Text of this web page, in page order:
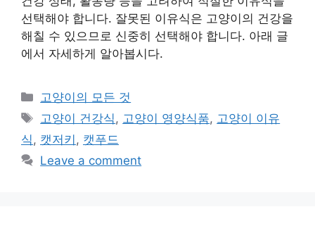
선택해야 합니다. 잘못된 이유식은 고양이의 건강을
해칠 수 있으므로 신중히 선택해야 합니다. 아래 글
에서 자세하게 알아봅시다.
Categories
고양이의 모든 것
Tags
고양이 건강식 , 고양이 영양식품, 고양이 이유
식 , 캣저키 , 캣푸드
Leave a comment